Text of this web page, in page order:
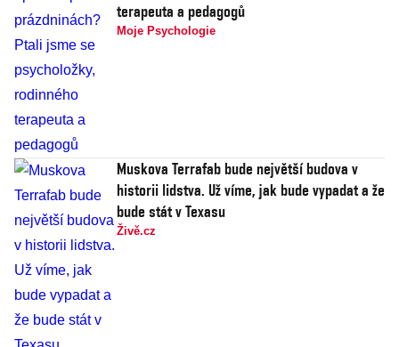
terapeuta a pedagogů
Moje Psychologie
Muskova Terrafab bude největší budova v
historii lidstva. Už víme, jak bude vypadat a že
bude stát v Texasu
Živě.cz